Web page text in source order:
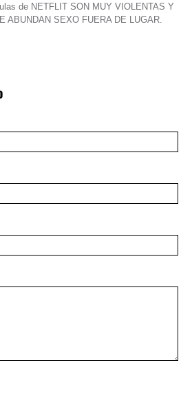
de NETFLIT SON MUY VIOLENTAS Y
ABUNDAN SEXO FUERA DE LUGAR.